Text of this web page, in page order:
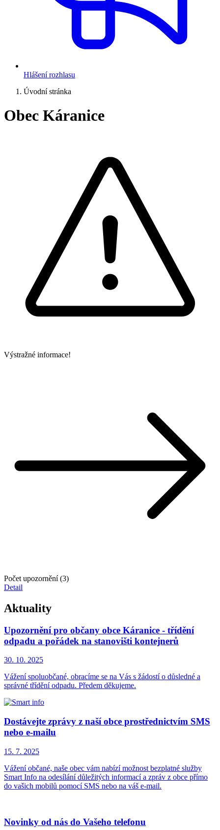
Hlášení rozhlasu
Úvodní stránka
Obec Káranice
Výstražné informace!
Počet upozornění (3)
Detail
Aktuality
Upozornění pro občany obce Káranice - třídění
odpadu a pořádek na stanovišti kontejnerů
30. 10. 2025
Vážení spoluobčané, obracíme se na Vás s žádostí o důsledné a
správné třídění odpadu. Předem děkujeme.
Dostávejte zprávy z naší obce prostřednictvím SMS
nebo e-mailu
15. 7. 2025
Vážení občané, naše obec vám nabízí možnost bezplatné služby
Smart Info na odesílání důležitých informací a zpráv z obce přímo
do vašich mobilů pomocí SMS nebo na váš e-mail.
Novinky od nás do Vašeho telefonu